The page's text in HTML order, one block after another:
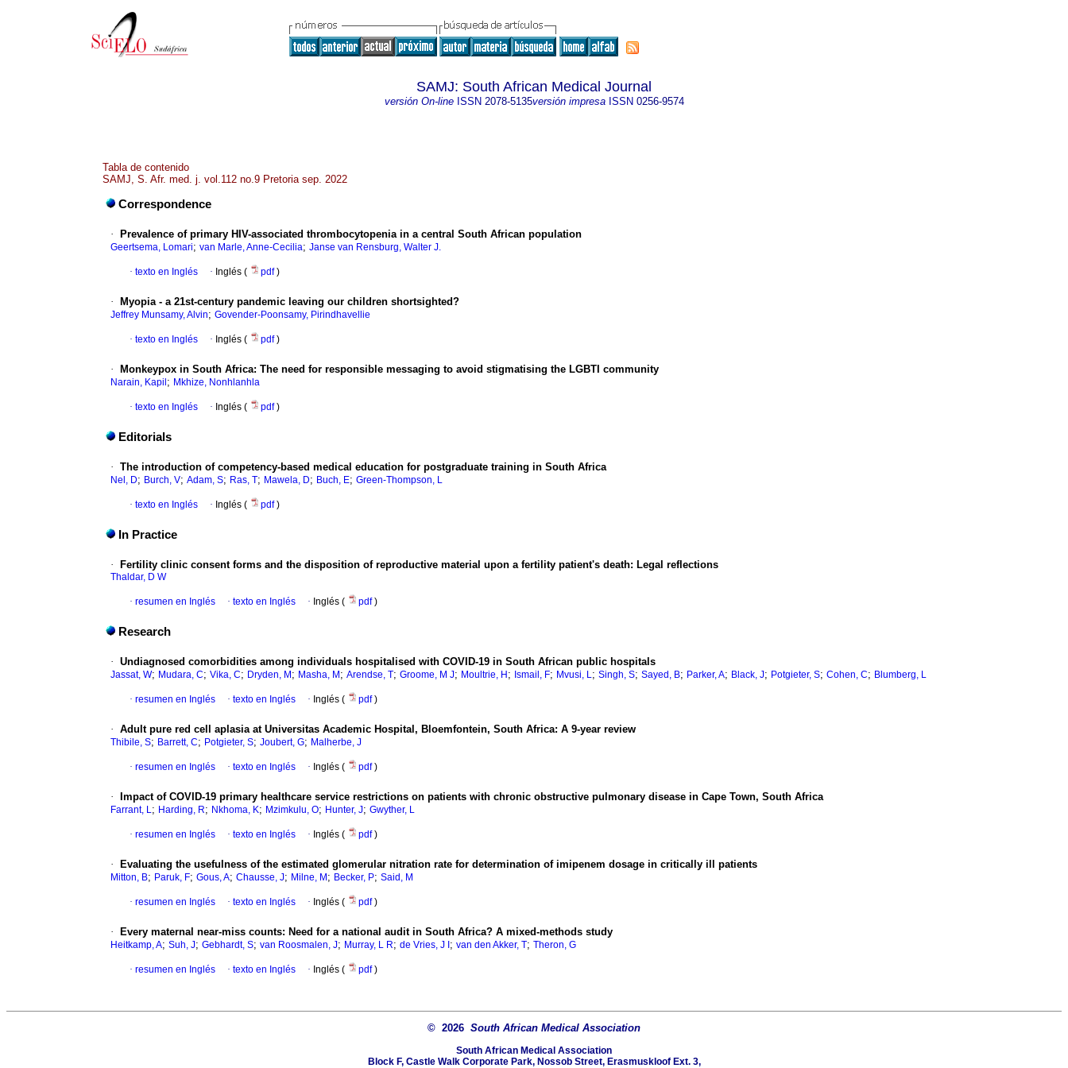
SAMJ: South African Medical Journal
versión On-lineISSN 2078-5135versión impresaISSN 0256-9574
Tabla de contenido
SAMJ, S. Afr. med. j. vol.112 no.9 Pretoria sep. 2022
Correspondence
· Prevalence of primary HIV-associated thrombocytopenia in a central South African population
Geertsema, Lomari; van Marle, Anne-Cecilia; Janse van Rensburg, Walter J.
· texto en Inglés · Inglés ( pdf)
· Myopia - a 21st-century pandemic leaving our children shortsighted?
Jeffrey Munsamy, Alvin; Govender-Poonsamy, Pirindhavellie
· texto en Inglés · Inglés ( pdf)
· Monkeypox in South Africa: The need for responsible messaging to avoid stigmatising the LGBTI community
Narain, Kapil ; Mkhize, Nonhlanhla
· texto en Inglés · Inglés ( pdf)
Editorials
· The introduction of competency-based medical education for postgraduate training in South Africa
Nel, D; Burch, V; Adam, S; Ras, T; Mawela, D; Buch, E; Green-Thompson, L
· texto en Inglés · Inglés ( pdf)
In Practice
· Fertility clinic consent forms and the disposition of reproductive material upon a fertility patient's death: Legal reflections
Thaldar, D W
· resumen en Inglés · texto en Inglés · Inglés ( pdf)
Research
· Undiagnosed comorbidities among individuals hospitalised with COVID-19 in South African public hospitals
Jassat, W; Mudara, C; Vika, C; Dryden, M ; Masha, M ; Arendse, T; Groome, M J; Moultrie, H ; Ismail, F; Mvusi, L; Singh, S; Sayed, B; Parker, A; Black, J; Potgieter, S; Cohen, C; Blumberg, L
· resumen en Inglés · texto en Inglés · Inglés ( pdf)
· Adult pure red cell aplasia at Universitas Academic Hospital, Bloemfontein, South Africa: A 9-year review
Thibile, S; Barrett, C; Potgieter, S; Joubert, G; Malherbe, J
· resumen en Inglés · texto en Inglés · Inglés ( pdf)
· Impact of COVID-19 primary healthcare service restrictions on patients with chronic obstructive pulmonary disease in Cape Town, South Africa
Farrant, L; Harding, R; Nkhoma, K; Mzimkulu, O; Hunter, J; Gwyther, L
· resumen en Inglés · texto en Inglés · Inglés ( pdf)
· Evaluating the usefulness of the estimated glomerular nitration rate for determination of imipenem dosage in critically ill patients
Mitton, B; Paruk, F; Gous, A; Chausse, J; Milne, M ; Becker, P; Said, M
· resumen en Inglés · texto en Inglés · Inglés ( pdf)
· Every maternal near-miss counts: Need for a national audit in South Africa? A mixed-methods study
Heitkamp, A; Suh, J; Gebhardt, S; van Roosmalen, J; Murray, L R; de Vries, J I ; van den Akker, T; Theron, G
· resumen en Inglés · texto en Inglés · Inglés ( pdf)
© 2026 South African Medical Association
South African Medical Association
Block F, Castle Walk Corporate Park, Nossob Street, Erasmuskloof Ext. 3,